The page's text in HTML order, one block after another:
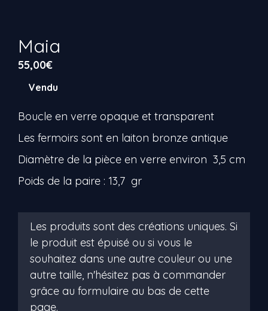
Maia
55,00€
Vendu
Boucle en verre opaque et transparent
Les fermoirs sont en laiton bronze antique
Diamètre de la pièce en verre environ 3,5 cm
Poids de la paire : 13,7 gr